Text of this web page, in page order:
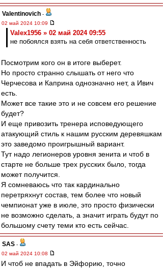
Valentinovich -
02 май 2024 10:09
Valex1956 » 02 май 2024 09:55
не побоялся взять на себя ответственность
Посмотрим кого он в итоге выберет.
Но просто странно слышать от него что
Черчесова и Каприна однозначно нет, а Ивич
есть.
Может все такие это и не совсем его решение
будет?
И еще привозить тренера исповедующего
атакующий стиль к нашим русским деревяшкам
это заведомо проигрышный вариант.
Тут надо легионеров уровня зенита и чтоб в
старте не больше трех русских было, тогда
может получится.
Я сомневаюсь что так кардинально
перетряхнут состав, тем более что новый
чемпионат уже в июле, это просто физически
не возможно сделать, а значит играть будут по
большому счету теми кто есть сейчас.
SAS -
02 май 2024 10:08
И чтоб не впадать в Эйфорию, точно